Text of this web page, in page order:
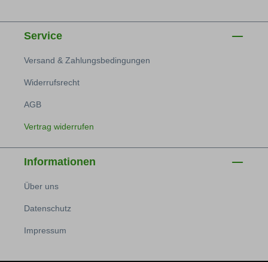
Service
Versand & Zahlungsbedingungen
Widerrufsrecht
AGB
Vertrag widerrufen
Informationen
Über uns
Datenschutz
Impressum